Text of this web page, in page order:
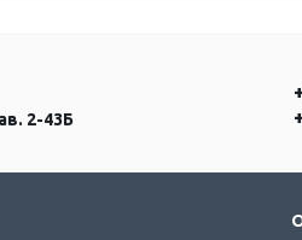
2-43Б